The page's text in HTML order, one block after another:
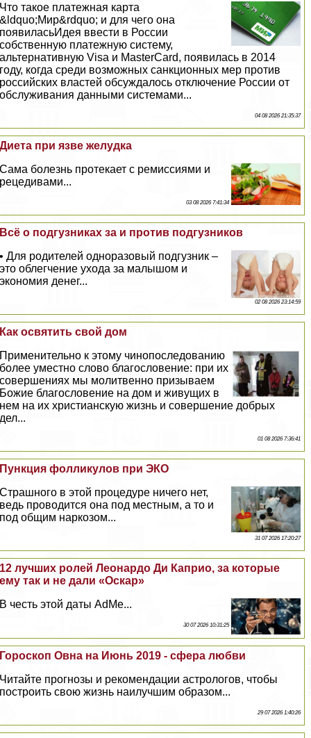
Что такое платежная карта
&ldquo;Мир&rdquo; и для чего она
появиласьИдея ввести в России
собственную платежную систему,
альтернативную Visa и MasterCard, появилась в 2014
году, когда среди возможных санкционных мер против
российских властей обсуждалось отключение России от
обслуживания данными системами...
04 08 2026 21:35:37
Диета при язве желудка
Сама болезнь протекает с ремиссиями и
рецедивами...
03 08 2026 7:41:34
Всё о подгузниках за и против подгузников
• Для родителей одноразовый подгузник –
это облегчение ухода за малышом и
экономия денег...
02 08 2026 23:14:59
Как освятить свой дом
Применительно к этому чинопоследованию
более уместно слово благословение: при их
совершениях мы молитвенно призываем
Божие благословение на дом и живущих в
нем на их христианскую жизнь и совершение добрых
дел...
01 08 2026 7:36:41
Пункция фолликулов при ЭКО
Страшного в этой процедуре ничего нет,
ведь проводится она под местным, а то и
под общим наркозом...
31 07 2026 17:20:27
12 лучших ролей Леонардо Ди Каприо, за которые
ему так и не дали «Оскар»
В честь этой даты AdMe...
30 07 2026 10:31:25
Гороскоп Овна на Июнь 2019 - сфера любви
Читайте прогнозы и рекомендации астрологов, чтобы
построить свою жизнь наилучшим образом...
29 07 2026 1:40:26